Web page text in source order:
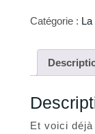
Catégorie : La
Et voici